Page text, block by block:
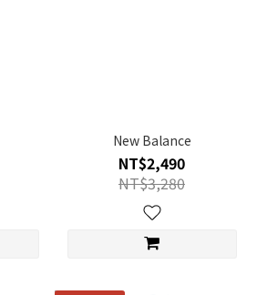
New Balance
NT$2,490
NT$3,280